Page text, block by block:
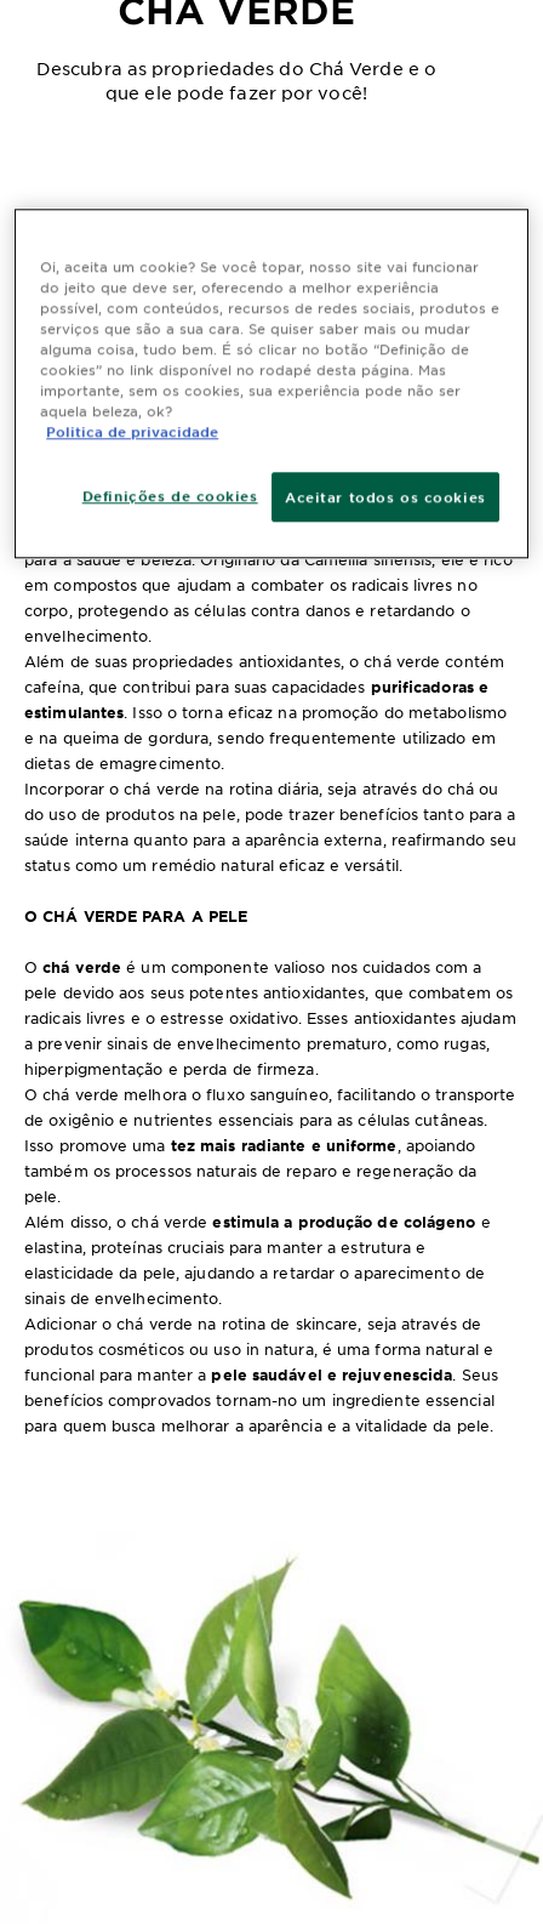
CHÁ VERDE
Descubra as propriedades do Chá Verde e o
que ele pode fazer por você!
Chá Verde: Saiba como ele
pode transformar os cuidados
com a pele
chá verdeé amplamente reconhecido por suas potentes
para a saúde e beleza. Originário da Camellia sinensis, ele é rico
em compostos que ajudam a combater os radicais livres no
corpo, protegendo as células contra danos e retardando o
envelhecimento.
Além de suas propriedades antioxidantes, o chá verde contém
cafeína, que contribui para suas capacidades purificadoras e
estimulantes . Isso o torna eficaz na promoção do metabolismo
e na queima de gordura, sendo frequentemente utilizado em
dietas de emagrecimento.
Incorporar o chá verde na rotina diária, seja através do chá ou
do uso de produtos na pele, pode trazer benefícios tanto para a
saúde interna quanto para a aparência externa, reafirmando seu
status como um remédio natural eficaz e versátil.
O CHÁ VERDE PARA A PELE
O chá verde é um componente valioso nos cuidados com a
pele devido aos seus potentes antioxidantes, que combatem os
radicais livres e o estresse oxidativo. Esses antioxidantes ajudam
a prevenir sinais de envelhecimento prematuro, como rugas,
hiperpigmentação e perda de firmeza.
O chá verde melhora o fluxo sanguíneo, facilitando o transporte
de oxigênio e nutrientes essenciais para as células cutâneas.
Isso promove uma tez mais radiante e uniforme , apoiando
também os processos naturais de reparo e regeneração da
pele.
Além disso, o chá verdeestimula a produção de colágeno e
elastina, proteínas cruciais para manter a estrutura e
elasticidade da pele, ajudando a retardar o aparecimento de
sinais de envelhecimento.
Adicionar o chá verde na rotina de skincare, seja através de
produtos cosméticos ou uso in natura, é uma forma natural e
funcional para manter apele saudável e rejuvenescida . Seus
benefícios comprovados tornam-no um ingrediente essencial
para quem busca melhorar a aparência e a vitalidade da pele.
Oi, aceita um cookie? Se você topar, nosso site vai funcionar
do jeito que deve ser, oferecendo a melhor experiência
possível, com conteúdos, recursos de redes sociais, produtos e
serviços que são a sua cara. Se quiser saber mais ou mudar
alguma coisa, tudo bem. É só clicar no botão “Definição de
cookies” no link disponível no rodapé desta página. Mas
importante, sem os cookies, sua experiência pode não ser
aquela beleza, ok?
Politica de privacidade
Definições de cookies Aceitar todos os cookies